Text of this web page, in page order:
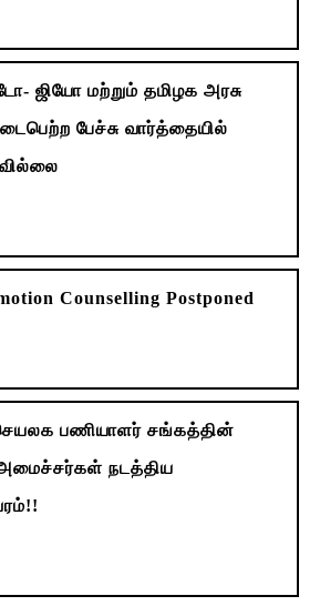
ஜியோ மற்றும் தமிழக அரசு
பேச்சு வார்த்தையில்
Counselling Postponed
பணியாளர் சங்கத்தின்
நடத்திய